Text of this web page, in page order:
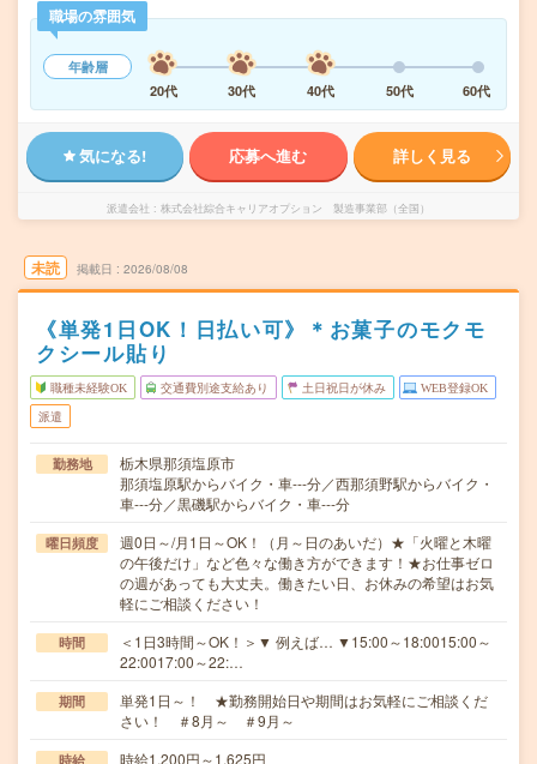
職場の雰囲気
年齢層
20代
30代 40代 50代 60代
気になる! 応募へ進む 詳しく見る
派遣会社 株式会社綜合キャリアオプション 製造事業部（全国）
未読 掲載日 2026/08/08
《単発1日OK！日払い可》＊お菓子のモクモ
クシール貼り
職種未経験OK 交通費別途支給あり 土日祝日が休み WEB登録OK
派遣
勤務地
栃木県那須塩原市
那須塩原駅からバイク・車---分／西那須野駅からバイク・
車---分／黒磯駅からバイク・車---分
曜日頻度
週0日～/月1日～OK！（月～日のあいだ）★「火曜と木曜
の午後だけ」など色々な働き方ができます！★お仕事ゼロ
の週があっても大丈夫。働きたい日、お休みの希望はお気
軽にご相談ください！
時間
＜1日3時間～OK！＞▼ 例えば… ▼15:00～18:0015:00～
22:0017:00～22:…
期間
単発1日～！ ★勤務開始日や期間はお気軽にご相談くだ
さい！ ＃8月～ ＃9月～
時給 時給1,200円～1,625円